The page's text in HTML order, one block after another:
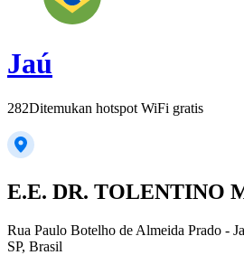
Jaú
282Ditemukan hotspot WiFi gratis
E.E. DR. TOLENTINO
Rua Paulo Botelho de Almeida Prado -
SP, Brasil